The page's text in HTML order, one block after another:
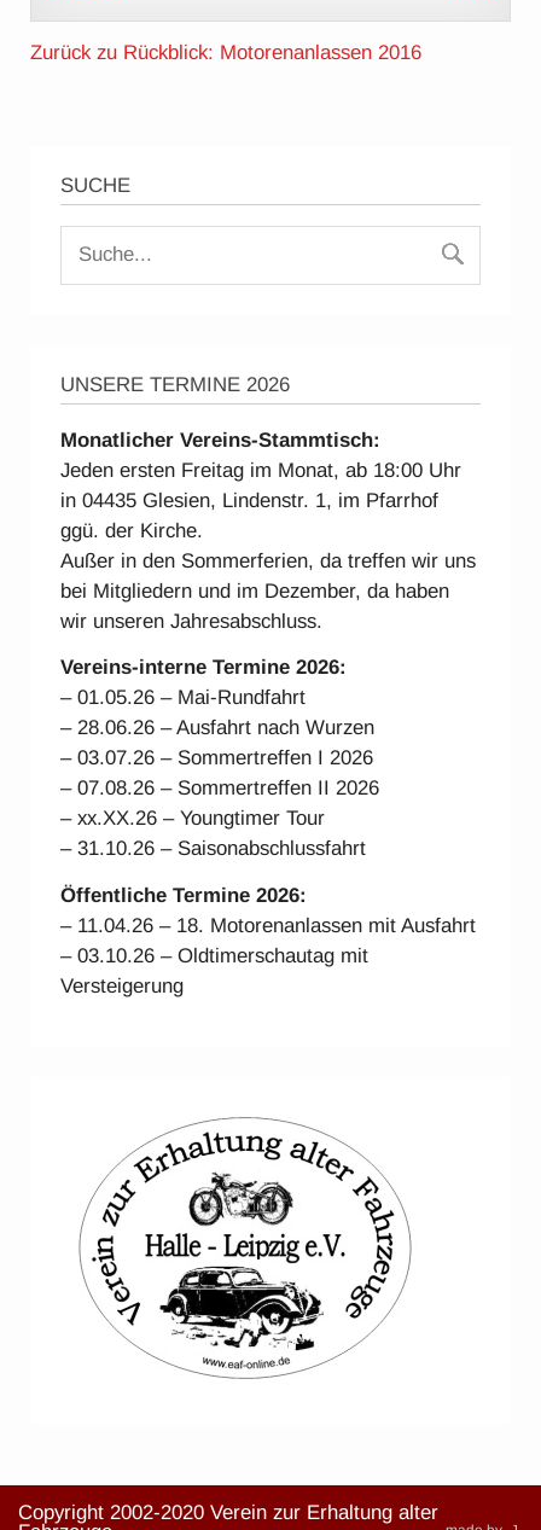
Zurück zu Rückblick: Motorenanlassen 2016
SUCHE
UNSERE TERMINE 2026
Monatlicher Vereins-Stammtisch:
Jeden ersten Freitag im Monat, ab 18:00 Uhr
in 04435 Glesien, Lindenstr. 1, im Pfarrhof
ggü. der Kirche.
Außer in den Sommerferien, da treffen wir uns
bei Mitgliedern und im Dezember, da haben
wir unseren Jahresabschluss.
Vereins-interne Termine 2026:
– 01.05.26 – Mai-Rundfahrt
– 28.06.26 – Ausfahrt nach Wurzen
– 03.07.26 – Sommertreffen I 2026
– 07.08.26 – Sommertreffen II 2026
– xx.XX.26 – Youngtimer Tour
– 31.10.26 – Saisonabschlussfahrt
Öffentliche Termine 2026:
– 11.04.26 – 18. Motorenanlassen mit Ausfahrt
– 03.10.26 – Oldtimerschautag mit
Versteigerung
Copyright 2002-2020 Verein zur Erhaltung alter